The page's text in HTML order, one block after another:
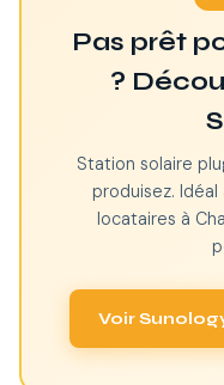
Pas prêt
?
Station solaire
produisez.
locataires à
Voir